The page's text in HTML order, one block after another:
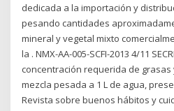
dedicada a la importación y
pesando cantidades
mineral y vegetal mixto
la . NMX-AA-005-SCFI-2013 4/11
concentración requerida de grasas
mezcla pesada a 1 L de agua,
Revista sobre buenos hábitos y